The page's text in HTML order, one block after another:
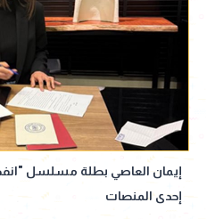
إحدى المنصات